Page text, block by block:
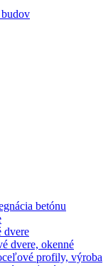
betónu
dvere
dvere, okenné
profily, výroba